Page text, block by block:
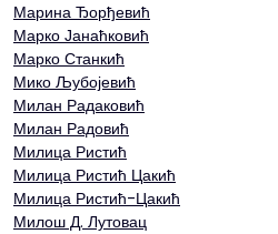
Марина Ђорђевић
Марко Јанаћковић
Марко Станкић
Мико Љубојевић
Милан Радаковић
Милан Радовић
Милица Ристић
Милица Ристић Цакић
Милица Ристић-Цакић
Милош Д. Лутовац